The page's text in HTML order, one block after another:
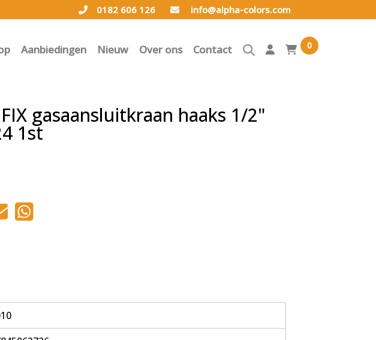
info@alpha-colors.com
0182 606 126
Aanbiedingen Nieuw Over ons Contact 0
gasaansluitkraan haaks 1/2"
1st